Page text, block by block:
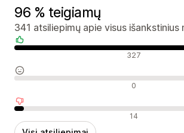
96 % teigiamų
341 atsiliepimų apie visus išankstinius
Teigiami atsiliepimai 327
Neutralūs atsiliepimai 0
Neigiami atsiliepimai 14